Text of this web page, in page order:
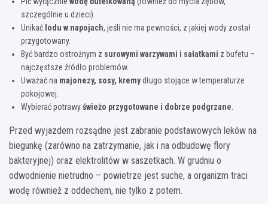
szczególnie u dzieci).
Unikać lodu w napojach, jeśli nie ma pewności, z jakiej wody został
przygotowany.
Być bardzo ostrożnym z surowymi warzywami i sałatkami z bufetu –
najczęstsze źródło problemów.
Uważać na majonezy, sosy, kremydługo stojące w temperaturze
pokojowej.
Wybierać potrawyświeżo przygotowane i dobrze podgrzane
Przed wyjazdem rozsądne jest zabranie podstawowych leków na
biegunkę (zarówno na zatrzymanie, jak i na odbudowę flory
bakteryjnej) oraz elektrolitów w saszetkach. W grudniu o
odwodnienie nietrudno – powietrze jest suche, a organizm traci
wodę również z oddechem, nie tylko z potem.